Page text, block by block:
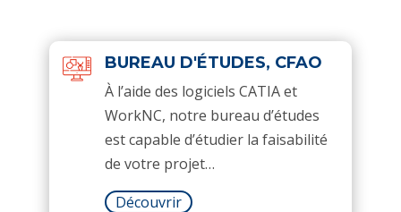
BUREAU D'ÉTUDES, CFAO
À l’aide des logiciels CATIA et
WorkNC, notre bureau d’études
est capable d’étudier la faisabilité
de votre projet…
Découvrir